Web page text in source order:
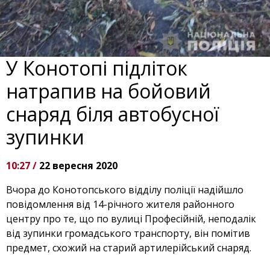
У Конотопі підліток
натрапив на бойовий
снаряд біля автобусної
зупинки
10:27 / 22 вересня 2020
Вчора до Конотопського відділу поліції надійшло
повідомлення від 14-річного жителя районного
центру про те, що по вулиці Професійній, неподалік
від зупинки громадського транспорту, він помітив
предмет, схожий на старий артилерійський снаряд.